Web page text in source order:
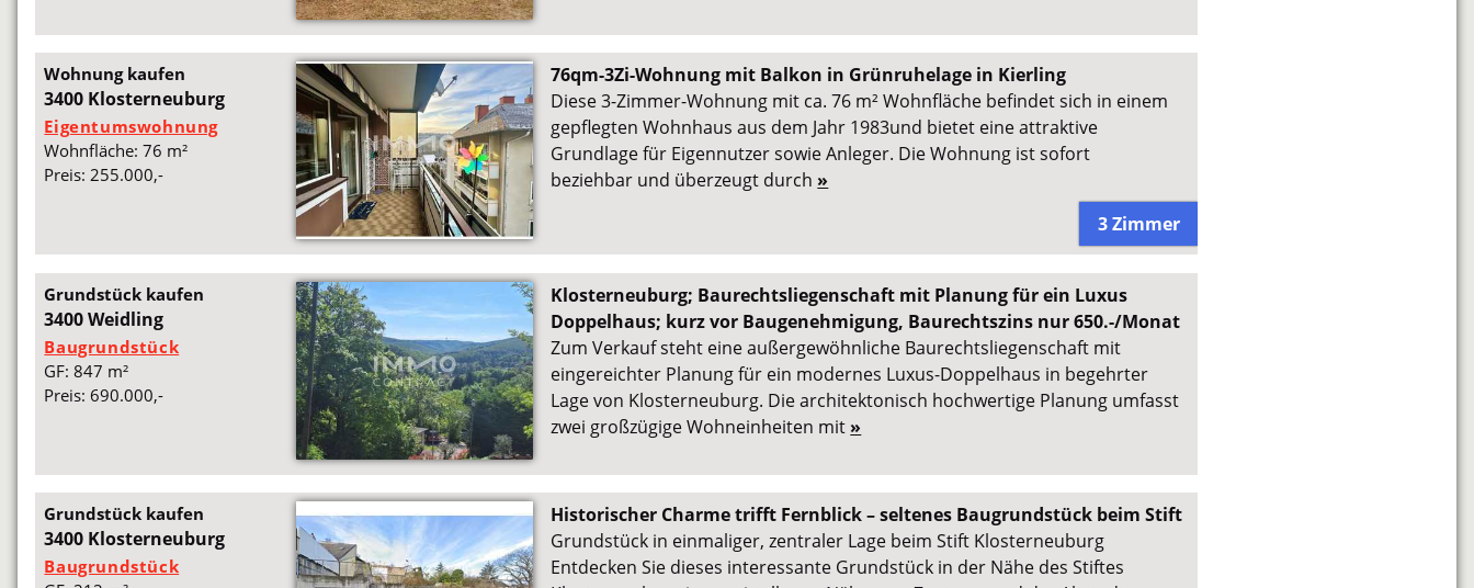
Wohnung kaufen
3400 Klosterneuburg
Eigentumswohnung
Wohnfläche: 76 m²
Preis: 255.000,-
76qm-3Zi-Wohnung mit Balkon in Grünruhelage in Kierling
Diese 3-Zimmer-Wohnung mit ca. 76 m² Wohnfläche befindet sich in einem
gepflegten Wohnhaus aus dem Jahr 1983und bietet eine attraktive
Grundlage für Eigennutzer sowie Anleger. Die Wohnung ist sofort
beziehbar und überzeugt durch »
3 Zimmer
Grundstück kaufen
3400 Weidling
Baugrundstück
GF: 847 m²
Preis: 690.000,-
Klosterneuburg; Baurechtsliegenschaft mit Planung für ein Luxus
Doppelhaus; kurz vor Baugenehmigung, Baurechtszins nur 650.-/Monat
Zum Verkauf steht eine außergewöhnliche Baurechtsliegenschaft mit
eingereichter Planung für ein modernes Luxus-Doppelhaus in begehrter
Lage von Klosterneuburg. Die architektonisch hochwertige Planung umfasst
zwei großzügige Wohneinheiten mit »
Grundstück kaufen
3400 Klosterneuburg
Baugrundstück
Historischer Charme trifft Fernblick – seltenes Baugrundstück beim Stift
Grundstück in einmaliger, zentraler Lage beim Stift Klosterneuburg
Entdecken Sie dieses interessante Grundstück in der Nähe des Stiftes